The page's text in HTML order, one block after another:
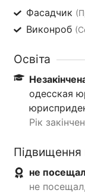
Фасадчик
Виконроб
Освіта
одесская
Рік
Підвищення
не посещал
не